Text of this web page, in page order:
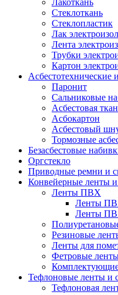
Стеклоткань
Стеклопластик
Лак
Лента
Трубки
Картон
Асбестотехнические
Паронит
Сальниковые
Асбестовая
Асбокартон
Асбестовый
Тормозные
Безасбестовые
Оргстекло
Приводные ремни и
Конвейерные ленты
Ленты ПВХ
Ленты
Ленты
Резиновые
Ленты для
Фетровые
Тефлоновые ленты и
Тефлоновая